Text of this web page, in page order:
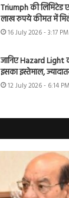
Triumph की लिमिटेड
लाख रुपये कीमत में
16 July 2026 - 3:17 PM
जानिए Hazard
इसका इस्तेमाल,
12 July 2026 - 6:14 PM